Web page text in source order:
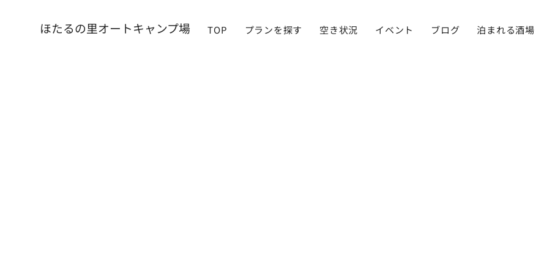
​ほたるの里オートキャンプ場 TOP プランを探す 空き状況 イベント ブログ 泊まれる酒場